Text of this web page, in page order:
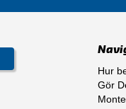
Hur
Gör